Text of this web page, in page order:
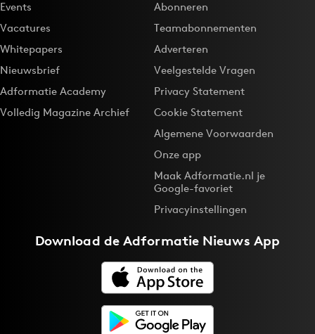
Events
Vacatures
Whitepapers
Nieuwsbrief
Adformatie Academy
Volledig Magazine Archief
Abonneren
Teamabonnementen
Adverteren
Veelgestelde Vragen
Privacy Statement
Cookie Statement
Algemene Voorwaarden
Onze app
Maak Adformatie.nl je
Google-favoriet
Privacyinstellingen
Download deAdformatie Nieuws App